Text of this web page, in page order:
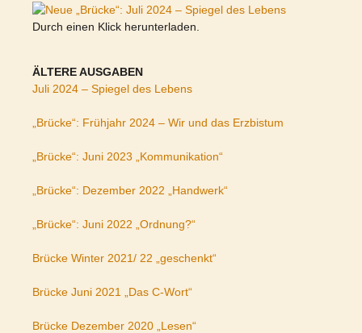
Durch einen Klick herunterladen.
ÄLTERE AUSGABEN
Juli 2024 – Spiegel des Lebens
„Brücke“: Frühjahr 2024 – Wir und das Erzbistum
„Brücke“: Juni 2023 „Kommunikation“
„Brücke“: Dezember 2022 „Handwerk“
„Brücke“: Juni 2022 „Ordnung?“
Brücke Winter 2021/ 22 „geschenkt“
Brücke Juni 2021 „Das C-Wort“
Brücke Dezember 2020 „Lesen“